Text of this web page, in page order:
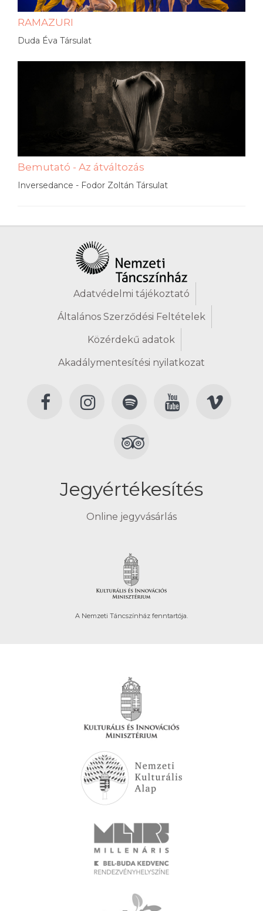
RAMAZURI
Duda Éva Társulat
Bemutató - Az átváltozás
Inversedance - Fodor Zoltán Társulat
Adatvédelmi tájékoztató
Általános Szerződési Feltételek
Közérdekű adatok
Akadálymentesítési nyilatkozat
Jegyértékesítés
Online jegyvásárlás
A Nemzeti Táncszínház fenntartója.